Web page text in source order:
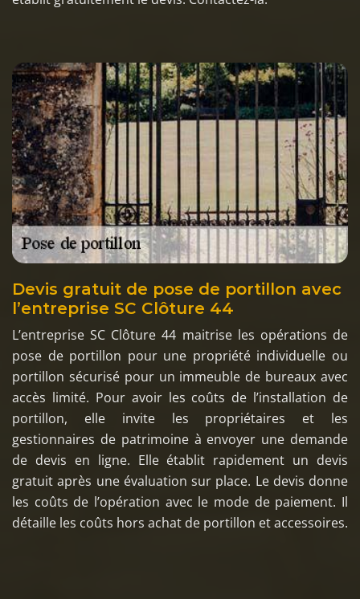
Devis gratuit de pose de portillon avec
l’entreprise SC Clôture 44
L’entreprise SC Clôture 44 maitrise les opérations de
pose de portillon pour une propriété individuelle ou
portillon sécurisé pour un immeuble de bureaux avec
accès limité. Pour avoir les coûts de l’installation de
portillon, elle invite les propriétaires et les
gestionnaires de patrimoine à envoyer une demande
de devis en ligne. Elle établit rapidement un devis
gratuit après une évaluation sur place. Le devis donne
les coûts de l’opération avec le mode de paiement. Il
détaille les coûts hors achat de portillon et accessoires.